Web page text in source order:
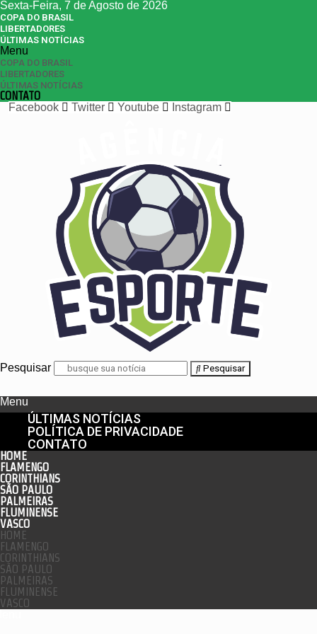
Sexta-Feira, 7 de Agosto de 2026
COPA DO BRASIL
LIBERTADORES
ÚLTIMAS NOTÍCIAS
Menu
COPA DO BRASIL
LIBERTADORES
ÚLTIMAS NOTÍCIAS
CONTATO
Facebook
Twitter Youtube Instagram
Pesquisar Pesquisar
Menu
ÚLTIMAS NOTÍCIAS
POLÍTICA DE PRIVACIDADE
CONTATO
HOME
FLAMENGO
CORINTHIANS
SÃO PAULO
PALMEIRAS
FLUMINENSE
VASCO
HOME
FLAMENGO
CORINTHIANS
SÃO PAULO
PALMEIRAS
FLUMINENSE
VASCO